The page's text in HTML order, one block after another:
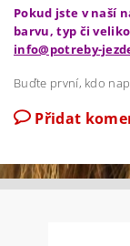
Pokud jste v naší
barvu, typ či
info@potreby-
Buďte první, kdo
Přidat